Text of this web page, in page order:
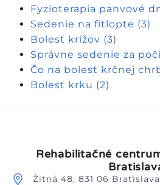
Fyzioterapia panvové
Sedenie na fitlopte (3)
Bolesť krížov (3)
Správne sedenie za
Čo na bolesť krčnej
Bolesť krku (2)
Rehabilitačné
Žitná 48, 831 06